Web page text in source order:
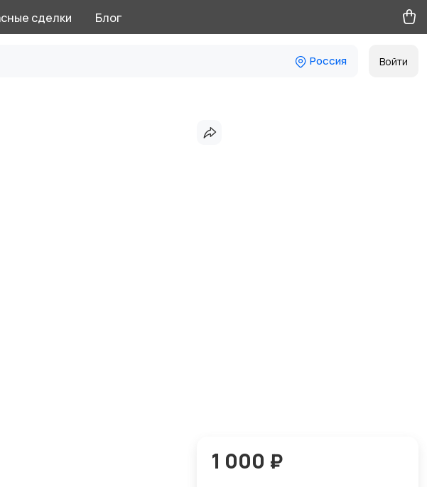
сделки Блог
Россия Войти
1 000 ₽